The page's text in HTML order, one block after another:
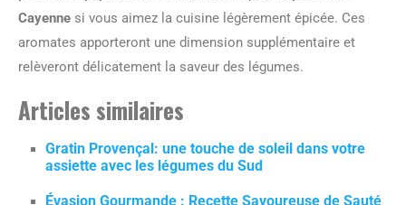
Cayenne si vous aimez la cuisine légèrement épicée. Ces
aromates apporteront une dimension supplémentaire et
relèveront délicatement la saveur des légumes.
Articles similaires
Gratin Provençal: une touche de soleil dans votre
assiette avec les légumes du Sud
Évasion Gourmande : Recette Savoureuse de Sauté